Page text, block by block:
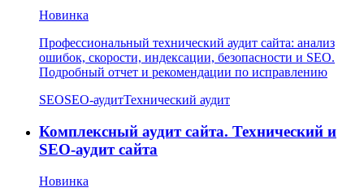
Новинка
Профессиональный технический аудит сайта: анализ
ошибок, скорости, индексации, безопасности и SEO.
Подробный отчет и рекомендации по исправлению
SEOSEO-аудитТехнический аудит
Комплексный аудит сайта. Технический и
SEO-аудит сайта
Новинка